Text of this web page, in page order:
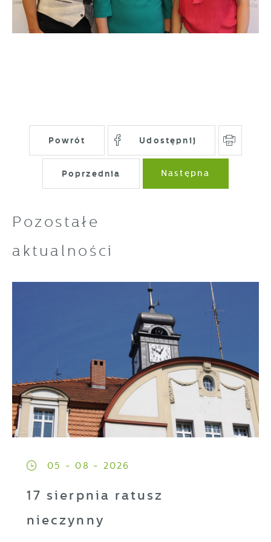
Powrót Udostępnij
Poprzednia Następna
Pozostałe
aktualności
05 - 08 - 2026
17 sierpnia ratusz
nieczynny
pojawić się na stronach podmiotów trzecich
lub firm będących naszymi partnerami oraz